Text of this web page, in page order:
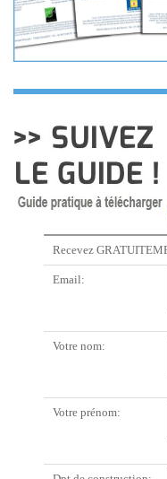
Recevez
Email:
Votre nom:
Votre prénom: